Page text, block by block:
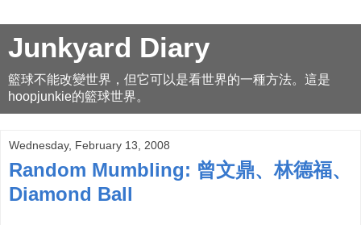
Junkyard Diary
籃球不能改變世界，但它可以是看世界的一種方法。這是
hoopjunkie的籃球世界。
Wednesday, February 13, 2008
Random Mumbling: 曾文鼎、林德福、
Diamond Ball